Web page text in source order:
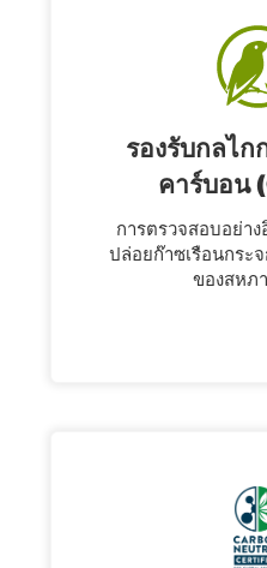
รองรับกลไ
คาร์บอน
การตรวจสอบอย่า
ปล่อยก๊าซเรือนกระ
ของสหภ